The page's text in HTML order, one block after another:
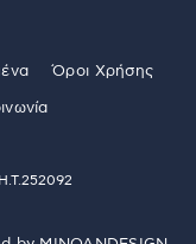
Όροι Χρήσης